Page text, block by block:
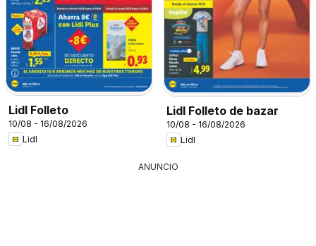
Lidl Folleto
10/08 - 16/08/2026
Lidl
Lidl Folleto de bazar
10/08 - 16/08/2026
Lidl
ANUNCIO